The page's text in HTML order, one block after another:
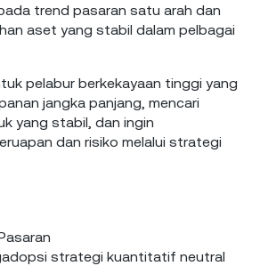
trend pasaran satu arah dan
aset yang stabil dalam pelbagai
pelabur berkekayaan tinggi yang
jangka panjang, mencari
yang stabil, dan ingin
dan risiko melalui strategi
strategi kuantitatif neutral